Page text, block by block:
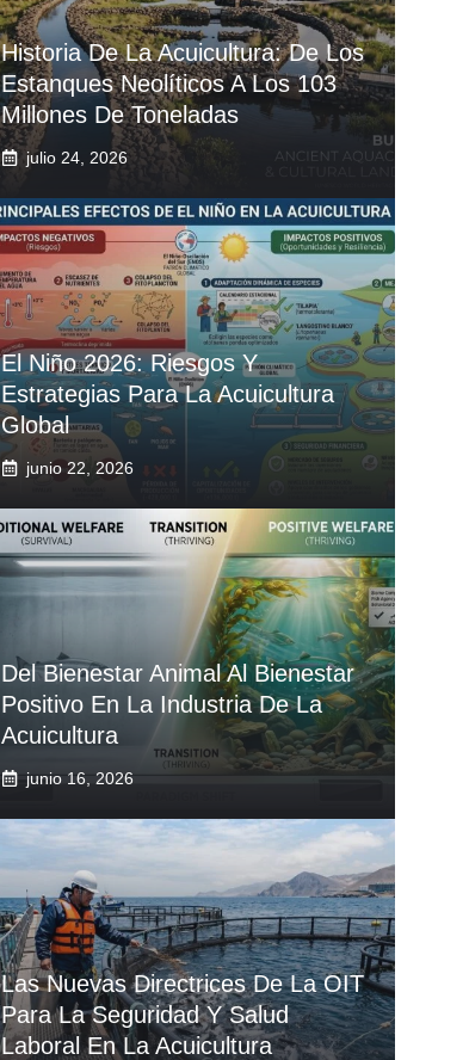
Historia De La Acuicultura: De Los
Estanques Neolíticos A Los 103
Millones De Toneladas
julio 24, 2026
El Niño 2026: Riesgos Y
Estrategias Para La Acuicultura
Global
junio 22, 2026
Del Bienestar Animal Al Bienestar
Positivo En La Industria De La
Acuicultura
junio 16, 2026
Las Nuevas Directrices De La OIT
Para La Seguridad Y Salud
Laboral En La Acuicultura